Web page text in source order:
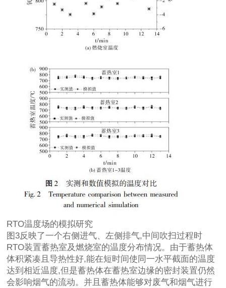
RTO温度场的模拟研究
图3反映了一个右侧进气、左侧排气,中间吹扫过程时
RTO装置蓄热室及燃烧室的温度分布情况。由于蓄热体
体积紧凑且导热性好,能在短时间使同一水平截面的温度
达到相近温度,但是蓄热体在蓄热室边缘的密封装置仍然
会影响烟气的流动。并且蓄热体能够对废气和烟气进行